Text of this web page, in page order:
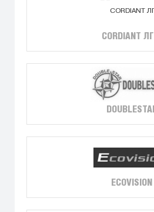
CORDIANT
ECOVISION